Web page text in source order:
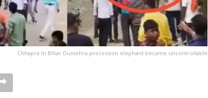
Chhapra In Bihar Dussehra procession elephant became uncontrollable